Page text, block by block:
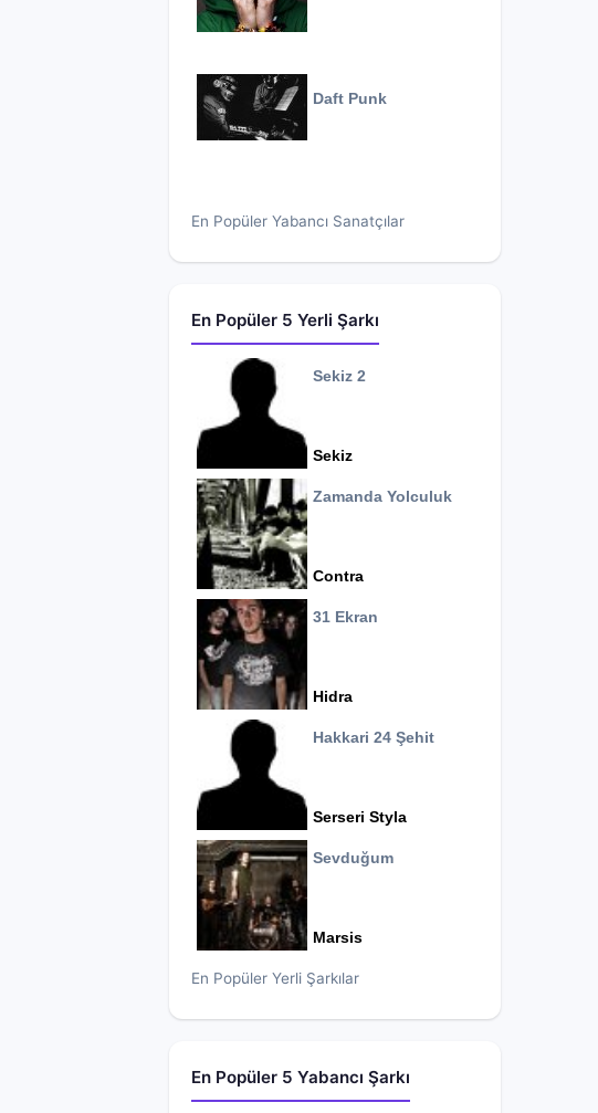
Daft Punk
En Popüler Yabancı Sanatçılar
En Popüler 5 Yerli Şarkı
Sekiz 2
Sekiz
Zamanda Yolculuk
Contra
31 Ekran
Hidra
Hakkari 24 Şehit
Serseri Styla
Sevduğum
Marsis
En Popüler Yerli Şarkılar
En Popüler 5 Yabancı Şarkı